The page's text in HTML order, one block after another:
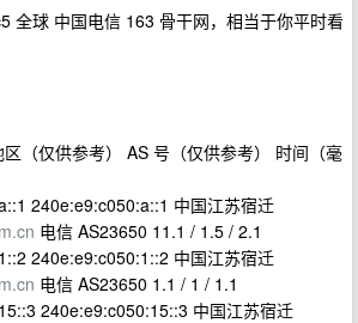
全球 中国电信 163 骨干网，相当于你平时看
（仅供参考） AS 号（仅供参考） 时间（毫
240e:e9:c050:a::1 中国江苏宿迁
电信 AS23650 11.1 / 1.5 / 2.1
240e:e9:c050:1::2 中国江苏宿迁
电信 AS23650 1.1 / 1 / 1.1
240e:e9:c050:15::3 中国江苏宿迁